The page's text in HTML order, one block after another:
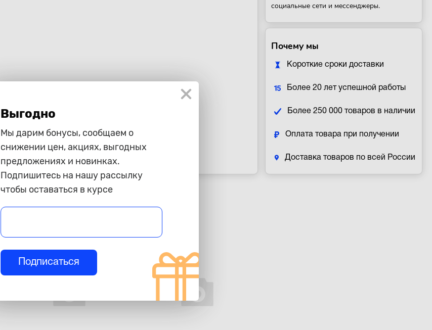
социальные сети и мессенджеры.
Почему мы
Короткие сроки доставки
Более 20 лет успешной работы
Более 250 000 товаров в наличии
Оплата товара при получении
Доставка товаров по всей России
Выгодно
Мы дарим бонусы, сообщаем о
снижении цен, акциях, выгодных
предложениях и новинках.
Подпишитесь на нашу рассылку
чтобы оставаться в курсе
Подписаться